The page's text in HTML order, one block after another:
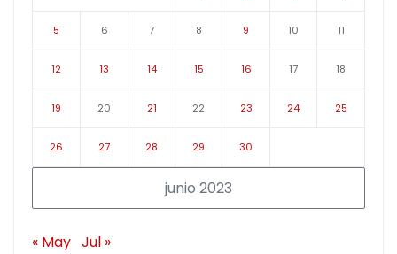
junio 2023
5 6 7 8 9 10 11
12 13 14 15 16 17 18
19 20 21 22 23 24 25
26 27 28 29 30
« May Jul »